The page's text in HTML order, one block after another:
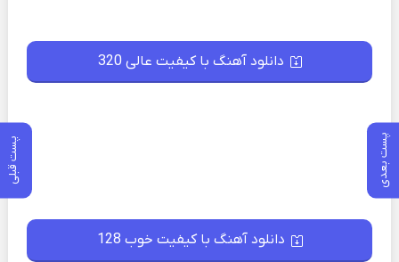
پست بعدی پست قبلی
دانلود آهنگ با کیفیت عالی 320
دانلود آهنگ با کیفیت خوب 128